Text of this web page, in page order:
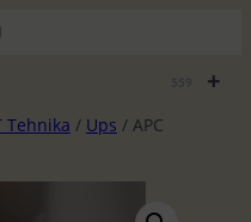
+
Tehnika / Ups / APC